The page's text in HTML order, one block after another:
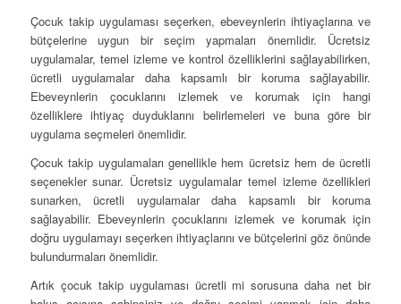
Çocuk takip uygulaması seçerken, ebeveynlerin ihtiyaçlarına ve
bütçelerine uygun bir seçim yapmaları önemlidir. Ücretsiz
uygulamalar, temel izleme ve kontrol özelliklerini sağlayabilirken,
ücretli uygulamalar daha kapsamlı bir koruma sağlayabilir.
Ebeveynlerin çocuklarını izlemek ve korumak için hangi
özelliklere ihtiyaç duyduklarını belirlemeleri ve buna göre bir
uygulama seçmeleri önemlidir.
Çocuk takip uygulamaları genellikle hem ücretsiz hem de ücretli
seçenekler sunar. Ücretsiz uygulamalar temel izleme özellikleri
sunarken, ücretli uygulamalar daha kapsamlı bir koruma
sağlayabilir. Ebeveynlerin çocuklarını izlemek ve korumak için
doğru uygulamayı seçerken ihtiyaçlarını ve bütçelerini göz önünde
bulundurmaları önemlidir.
Artık çocuk takip uygulaması ücretli mi sorusuna daha net bir